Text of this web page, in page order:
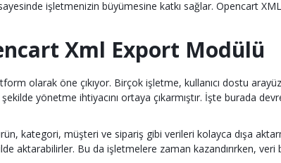
işletmenizin büyümesine katkı sağlar. Opencart
Xml Export Modülü
olarak öne çıkıyor. Birçok işletme, kullanıcı dostu
yönetme ihtiyacını ortaya çıkarmıştır. İşte burada
kategori, müşteri ve sipariş gibi verileri kolayca dışa
aktarabilirler. Bu da işletmelere zaman kazandırırken, veri